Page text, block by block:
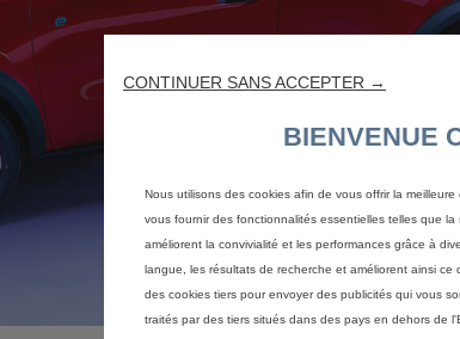
CONTINUER SANS ACCEPTER →
BIENVENUE
Nous utilisons des cookies afin de vous offrir la
vous fournir des fonctionnalités essentielles telles que
améliorent la convivialité et les performances grâce à
langue, les résultats de recherche et améliorent ainsi
des cookies tiers pour envoyer des publicités qui vous
traités par des tiers situés dans des pays en dehors de